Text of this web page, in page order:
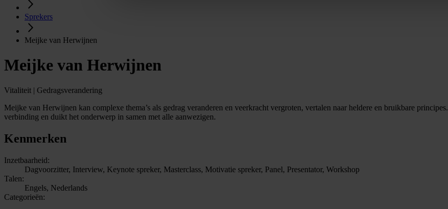
Sprekers
Meijke van Herwijnen
Meijke van Herwijnen
Vitaliteit | Gedragsverandering
Meijke van Herwijnen kan complexe thema’s als gedrag veranderen en veerkracht vergroten, vertalen naar heldere en bruikbare
verbinding en duikt het onderwerp in samen met alle aanwezigen.
Kenmerken
Inzetbaarheid:
Dagvoorzitter, Interview, Keynote spreker, Masterclass, Motivatie spreker, Panel, Presentator, Workshop
Talen:
Engels, Nederlands
Categorieën: